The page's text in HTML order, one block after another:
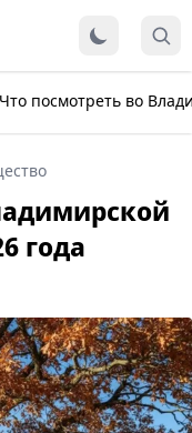
Что посмотреть во
года